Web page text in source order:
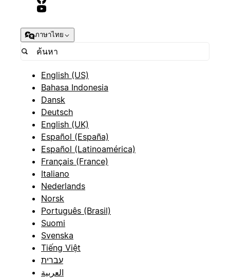
ภาษาไทย
English (US)
Bahasa Indonesia
Dansk
Deutsch
English (UK)
Español (España)
Español (Latinoamérica)
Français (France)
Italiano
Nederlands
Norsk
Português (Brasil)
Suomi
Svenska
Tiếng Việt
עברית
العربية